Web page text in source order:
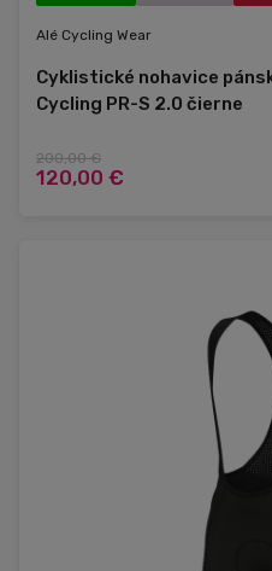
Alé Cycling Wear
Cyklistické nohavice
Cycling PR-S 2.0 čierne
200,00 €
120,00 €